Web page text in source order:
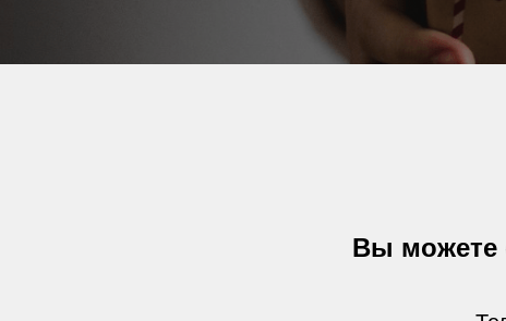
Вы можете